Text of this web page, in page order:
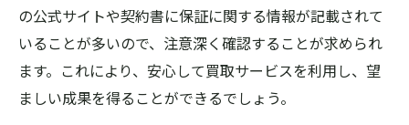
の公式サイトや契約書に保証に関する情報が記載されて
いることが多いので、注意深く確認することが求められ
ます。これにより、安心して買取サービスを利用し、望
ましい成果を得ることができるでしょう。